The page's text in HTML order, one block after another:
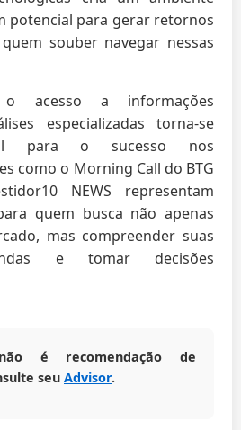
potencial para gerar retornos
souber navegar nessas
o acesso a informações
especializadas torna-se
para o sucesso nos
como o Morning Call do BTG
NEWS representam
quem busca não apenas
mas compreender suas
e tomar decisões
é recomendação de
seu Advisor.